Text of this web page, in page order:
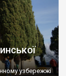
узбережжі